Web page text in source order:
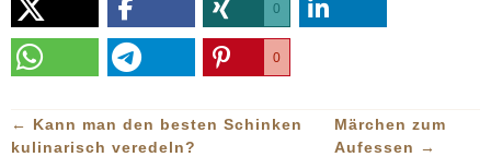
0
0
← Kann man den besten Schinken
kulinarisch veredeln?
Märchen zum
Aufessen →